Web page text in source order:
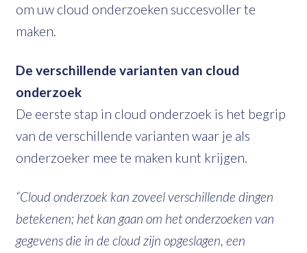
om uw cloud onderzoeken succesvoller te
maken.
De verschillende varianten van cloud
onderzoek
De eerste stap in cloud onderzoek is het begrip
van de verschillende varianten waar je als
onderzoeker mee te maken kunt krijgen.
“Cloud onderzoek kan zoveel verschillende dingen
betekenen; het kan gaan om het onderzoeken van
gegevens die in de cloud zijn opgeslagen, een